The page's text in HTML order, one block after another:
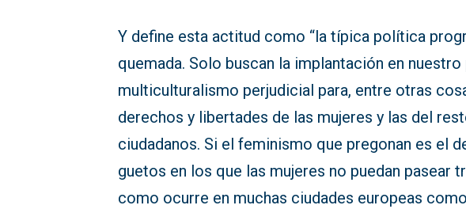
Y define esta actitud como “la típica política
quemada. Solo buscan la implantación en nuestro
multiculturalismo perjudicial para, entre otras
derechos y libertades de las mujeres y las del
ciudadanos. Si el feminismo que pregonan es el
guetos en los que las mujeres no puedan pasear
como ocurre en muchas ciudades europeas